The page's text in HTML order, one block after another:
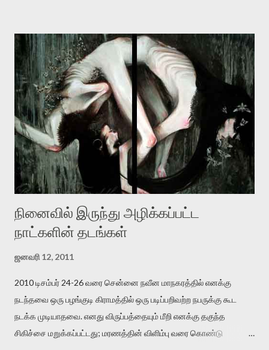
தனது இணையதளத்திலே தொடர்ந்து பதிவு செய்கிறார். உயிர்மை
இன்னும் சில வருடங்களுக்கு தனக்கு எதிராக எழுத்தாளர்களை ஏவி
விட்டபடி இருக்கும் என்று ஒரு அச்சத்தை வெளிப்படுத்தியபடி
இருக்கிறார். அவர் கடுமையான பாதுகாப்பின்மை மனநிலையில் உள்ளார்.
உயிர்மை அவரை தாக்க உத்தேசித்தாலும் இல்லை என்றாலும்
ஜெயமோகன் அந்த பிரமையால் தொடர்ந்து அச்சுறுத்தலுக்கு உள்ளாகி
உள்ளார். உங்களை பற்றின இந்த தாக்குதல் கூட இதன் வெளிப்பாடு தான்”.
உண்மையே! ராக்கி படத்தில் குத்துச்சண்டை வீரராக வரும் சில்வெஸ்டர்
ஓரிடத்தில் சொல்வார்: ...
நினைவில் இருந்து அழிக்கப்பட்ட
நாட்களின் தடங்கள்
ஜனவரி 12, 2011
2010 டிசம்பர் 24-26 வரை சென்னை நவீன மாநகரத்தில் எனக்கு
நடந்தவை ஒரு பழங்குடி கிராமத்தில் ஒரு படிப்பறிவற்ற நபருக்கு கூட
நடக்க முடியாதவை. எனது விருப்பத்தையும் மீறி எனக்கு தகுந்த
சிகிச்சை மறுக்கப்பட்டது; மரணத்தின் விளிம்பு வரை கொண்டு